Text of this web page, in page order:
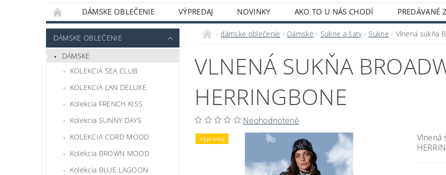
DÁMSKE OBLEČENIE VÝPREDAJ NOVINKY AKO TO U NÁS CHODÍ
PREDÁVANÉ
KOLEKCIE KAPSULOVÝ ŠATNÍK
HODNOTENIE OBCHODU KONTAKTY O S.WEAR
DÁMSKE OBLEČENIE
DÁMSKE
KOLEKCIA SEA CLUB
KOLEKCIA ĽAN DELUXE
Kolekcia FRENCH KISS
Kolekcia SUNNY DAYS
KOLEKCIA CORD MOOD
Kolekcia BROWN MOOD
Kolekcia BLUE LAGOON
dámske oblečenie Dámske Sukne a šaty Sukne Vlnená sukňa
VLNENÁ SUKŇA
HERRINGBONE
Neohodnotené
Výpredaj Vlnená